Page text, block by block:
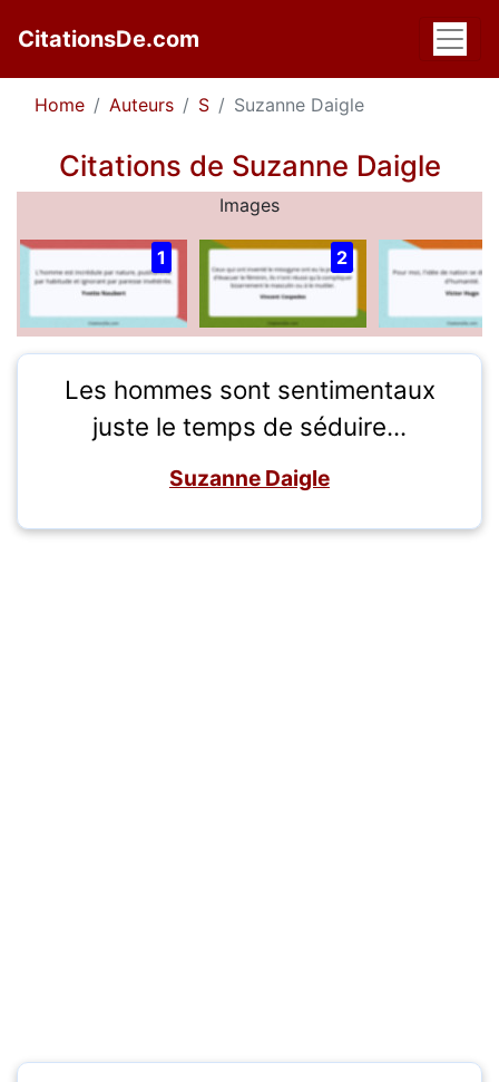
CitationsDe.com
Home Auteurs S Suzanne Daigle
Citations de Suzanne Daigle
Images
1 2
Les hommes sont sentimentaux
juste le temps de séduire...
Suzanne Daigle